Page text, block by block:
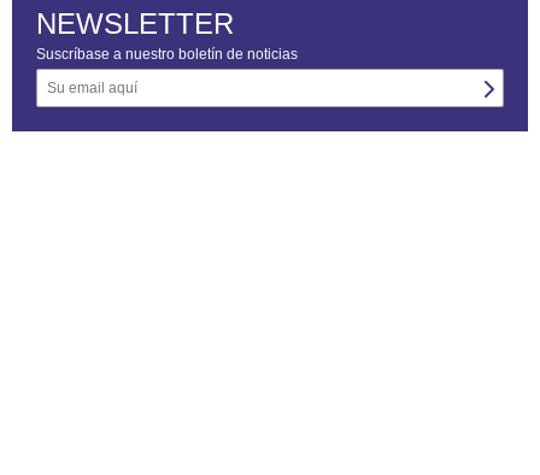
NEWSLETTER
Suscríbase a nuestro boletín de noticias